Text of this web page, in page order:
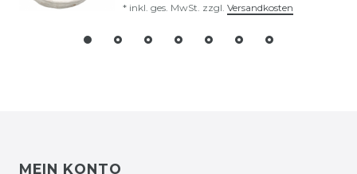
* inkl. ges. MwSt. zzgl. Versandkosten
MEIN KONTO